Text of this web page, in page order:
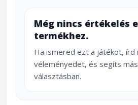
Még nincs értékelés
termékhez.
Ha ismered ezt a játékot, írd
véleményedet, és segíts
választásban.